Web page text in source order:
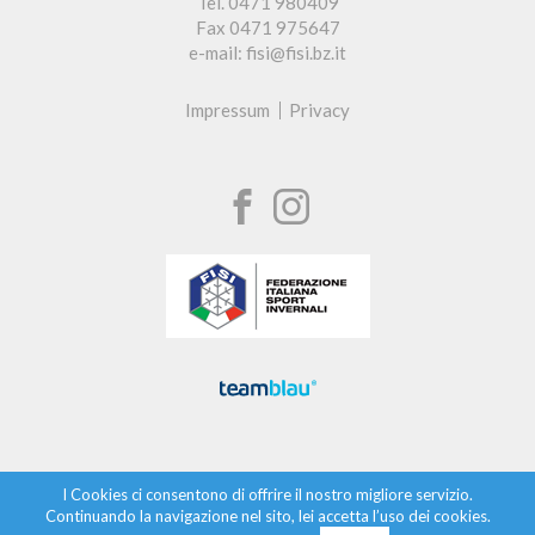
Fax 0471 975647
e-mail: fisi@fisi.bz.it
Impressum Privacy
I Cookies ci consentono di offrire il nostro migliore servizio.
Continuando la navigazione nel sito, lei accetta l’uso dei cookies.